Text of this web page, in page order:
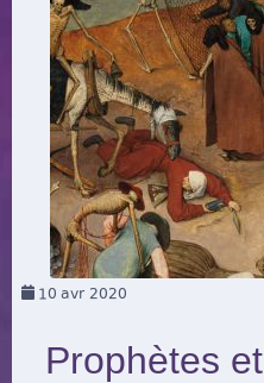
10 avr 2020
Prophètes et